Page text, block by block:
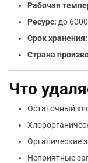
Рабочая
Ресурс: до
Срок хранения:
Страна
Что
Остаточный
Органические
Неприятные